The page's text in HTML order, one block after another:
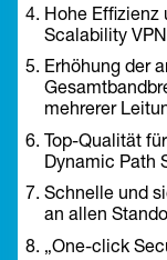
Hohe Effizienz
Scalability VPN
Erhöhung der
mehrerer
Top-Qualität
Dynamic Path
Schnelle und
an allen
„One-click